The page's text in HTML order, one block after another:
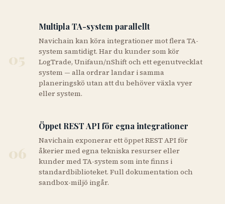
05
Multipla TA-system parallellt
Navichain kan köra integrationer mot flera TA-
system samtidigt. Har du kunder som kör
LogTrade, Unifaun/nShift och ett egenutvecklat
system — alla ordrar landar i samma
planeringskö utan att du behöver växla vyer
eller system.
06
Öppet REST API för egna integrationer
Navichain exponerar ett öppet REST API för
åkerier med egna tekniska resurser eller
kunder med TA-system som inte finns i
standardbiblioteket. Full dokumentation och
sandbox-miljö ingår.